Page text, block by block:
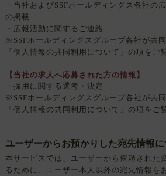
・当社およびSSFホールディングス各社の
の掲載
・広報活動に関するご連絡
※SSFホールディングスグループ各社が共
「個人情報の共同利用について」の項をご
【当社の求人へ応募された方の情報】
・採用に関する選考・決定
※SSFホールディングスグループ各社が共
「個人情報の共同利用について」の項をご
ユーザーからお預かりした宛先情報に
本サービスでは、ユーザーから依頼された
るために、ユーザー本人以外の宛先情報を